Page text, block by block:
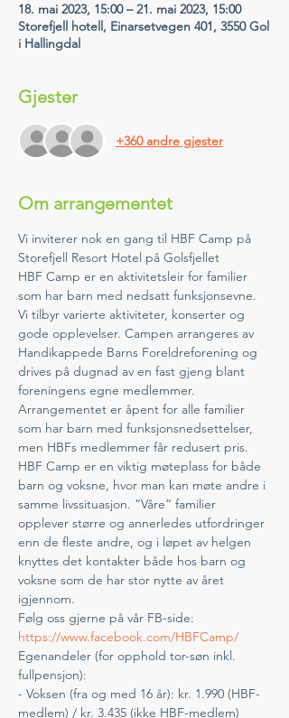
18. mai 2023, 15:00 – 21. mai 2023, 15:00
Storefjell hotell, Einarsetvegen 401, 3550 Gol
i Hallingdal
Gjester
+360 andre gjester
Om arrangementet
Vi inviterer nok en gang til HBF Camp på
Storefjell Resort Hotel på Golsfjellet
HBF Camp er en aktivitetsleir for familier
som har barn med nedsatt funksjonsevne.
Vi tilbyr varierte aktiviteter, konserter og
gode opplevelser. Campen arrangeres av
Handikappede Barns Foreldreforening og
drives på dugnad av en fast gjeng blant
foreningens egne medlemmer.
Arrangementet er åpent for alle familier
som har barn med funksjonsnedsettelser,
men HBFs medlemmer får redusert pris.
HBF Camp er en viktig møteplass for både
barn og voksne, hvor man kan møte andre i
samme livssituasjon. “Våre” familier
opplever større og annerledes utfordringer
enn de fleste andre, og i løpet av helgen
knyttes det kontakter både hos barn og
voksne som de har stor nytte av året
igjennom.
Følg oss gjerne på vår FB-side:
https://www.facebook.com/HBFCamp/
Egenandeler (for opphold tor-søn inkl.
fullpensjon):
- Voksen (fra og med 16 år): kr. 1.990 (HBF-
medlem) / kr. 3.435 (ikke HBF-medlem)